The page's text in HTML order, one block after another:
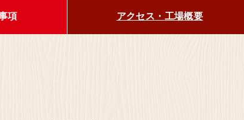
見学予約・お問い合わせ
項 アクセス ・ 工場概要